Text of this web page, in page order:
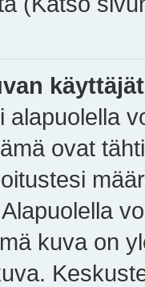
alapuolella
ovat
kuva on